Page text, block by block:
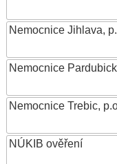
Nemocnice Jihlava,
Nemocnice
Nemocnice Trebic,
NÚKIB ověření